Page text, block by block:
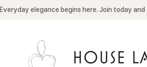
Everyday elegance begins here. Join today